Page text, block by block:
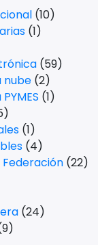
(10)
(1)
(59)
nube (2)
(1)
(1)
(4)
Federación (22)
(24)